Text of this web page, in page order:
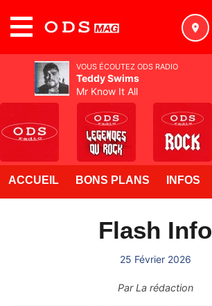
ACCUEIL BONS PLANS INFOS
Flash Info
25 Février 2026
ParLa rédaction
VOUS ÉCOUTEZ ODS RADIO
Teddy Swims
Mr Know It All